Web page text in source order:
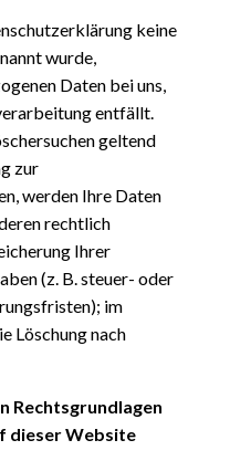
keine
wurde,
Daten bei uns,
entfällt.
geltend
zur
werden Ihre Daten
rechtlich
Ihrer
(z. B. steuer- oder
im
Löschung nach
Rechtsgrundlagen
dieserWebsite